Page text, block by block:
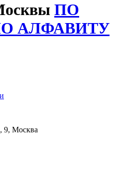
ПО
АЛФАВИТУ
9, Москва